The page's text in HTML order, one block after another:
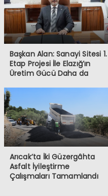
Başkan Alan: Sanayi Sitesi 1.
Etap Projesi İle Elazığ’ın
Üretim Gücü Daha da
Arıcak’ta İki Güzergâhta
Asfalt İyileştirme
Çalışmaları Tamamlandı